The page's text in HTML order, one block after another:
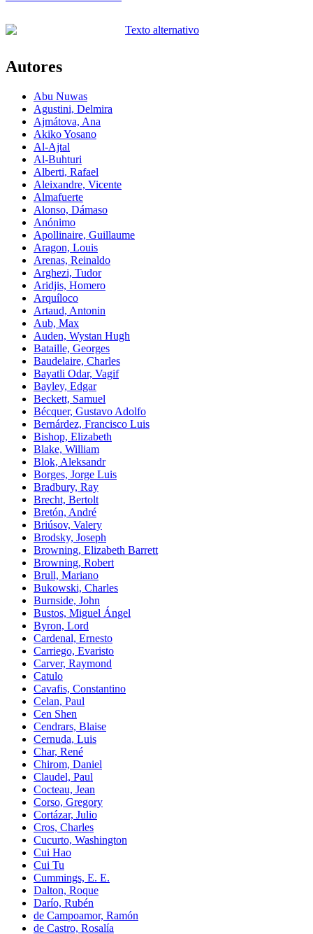
Autores
Abu Nuwas
Agustini, Delmira
Ajmátova, Ana
Akiko Yosano
Al-Ajtal
Al-Buhturi
Alberti, Rafael
Aleixandre, Vicente
Almafuerte
Alonso, Dámaso
Anónimo
Apollinaire, Guillaume
Aragon, Louis
Arenas, Reinaldo
Arghezi, Tudor
Aridjis, Homero
Arquíloco
Artaud, Antonin
Aub, Max
Auden, Wystan Hugh
Bataille, Georges
Baudelaire, Charles
Bayatli Odar, Vagif
Bayley, Edgar
Beckett, Samuel
Bécquer, Gustavo Adolfo
Bernárdez, Francisco Luis
Bishop, Elizabeth
Blake, William
Blok, Aleksandr
Borges, Jorge Luis
Bradbury, Ray
Brecht, Bertolt
Bretón, André
Briúsov, Valery
Brodsky, Joseph
Browning, Elizabeth Barrett
Browning, Robert
Brull, Mariano
Bukowski, Charles
Burnside, John
Bustos, Miguel Ángel
Byron, Lord
Cardenal, Ernesto
Carriego, Evaristo
Carver, Raymond
Catulo
Cavafis, Constantino
Celan, Paul
Cen Shen
Cendrars, Blaise
Cernuda, Luis
Char, René
Chirom, Daniel
Claudel, Paul
Cocteau, Jean
Corso, Gregory
Cortázar, Julio
Cros, Charles
Cucurto, Washington
Cui Hao
Cui Tu
Cummings, E. E.
Dalton, Roque
Darío, Rubén
de Campoamor, Ramón
de Castro, Rosalía